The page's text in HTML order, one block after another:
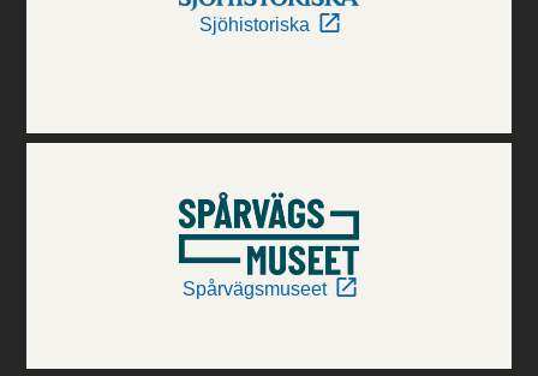
Sjöhistoriska
Spårvägsmuseet